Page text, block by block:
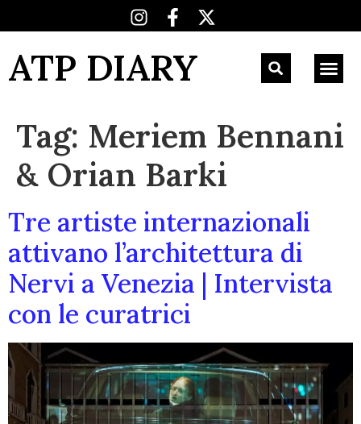
ATP DIARY
Tag: Meriem Bennani
& Orian Barki
Tre artiste internazionali
attivano l’architettura di
Nervi a Venezia | Intervista
con le curatrici